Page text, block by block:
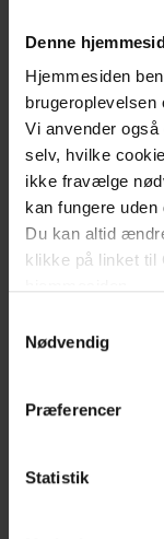
Denne
Hjemmesiden
brugeroplevelsen
Vi anvender
selv, hvilke
ikke fravælge
kan fungere uden
Du kan altid
klikke på linket til
Læs mere om
Læs mere om
her.
Nødvendig
Præferencer
Statistik
Platangårdens
hyggelig
vores særligt
(STU).
Tak for en
Vi siger tak til
og hyggelig
Nu kan du